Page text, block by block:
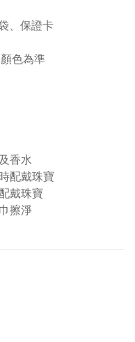
、保證卡
色為準
香水
配戴珠寶
戴珠寶
擦淨